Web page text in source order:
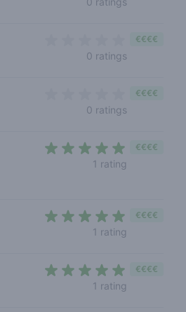
0 ratings
€€€€
0 ratings
€€€€
1 rating
€€€€
1 rating
€€€€
1 rating
€€€€